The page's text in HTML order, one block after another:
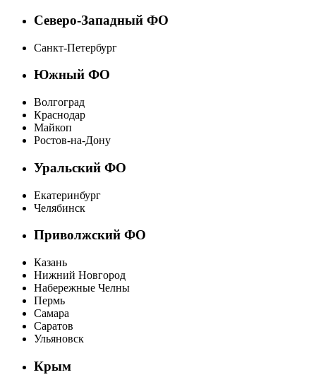
Северо-Западный ФО
Санкт-Петербург
Южный ФО
Волгоград
Краснодар
Майкоп
Ростов-на-Дону
Уральский ФО
Екатеринбург
Челябинск
Приволжский ФО
Казань
Нижний Новгород
Набережные Челны
Пермь
Самара
Саратов
Ульяновск
Крым